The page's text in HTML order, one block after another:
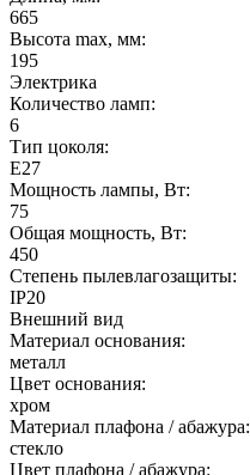
665
Высота max, мм:
195
Электрика
Количество ламп:
6
Тип цоколя:
E27
Мощность лампы, Вт:
75
Общая мощность, Вт:
450
Степень пылевлагозащиты:
IP20
Внешний вид
Материал основания:
металл
Цвет основания:
хром
Материал плафона / абажура:
стекло
Цвет плафона / абажура: